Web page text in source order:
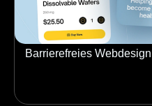
Barrierefreies Webdesign